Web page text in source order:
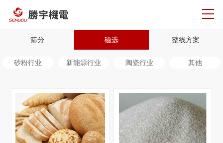
筛分 磁选 整线方案
砂粉行业 新能源行业 陶瓷行业 其他